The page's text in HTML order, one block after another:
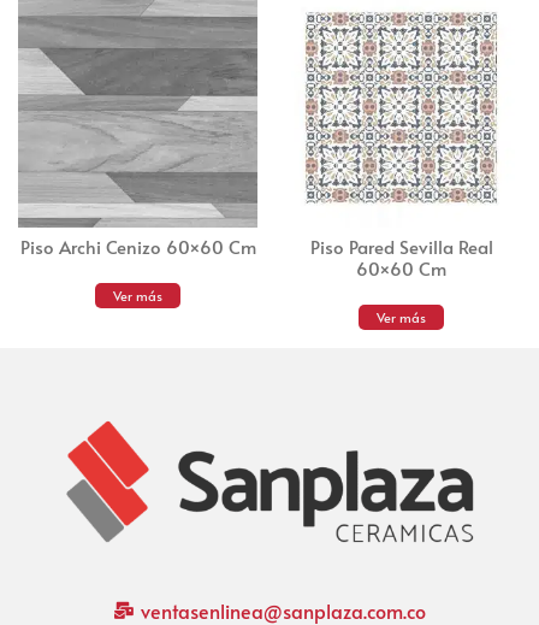
Piso Archi Cenizo 60×60 Cm
Ver más
Piso Pared Sevilla Real
60×60 Cm
Ver más
ventasenlinea@sanplaza.com.co